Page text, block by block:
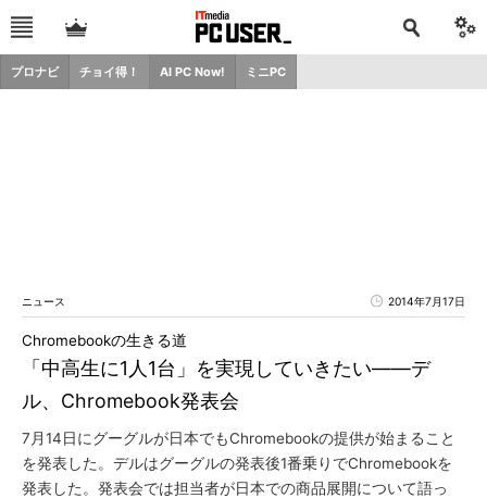
プロナビ チョイ得！ AI PC Now! ミニPC
ニュース 2014年7月17日
「中高生に1人1台」を実現していきたい――デ
ル、Chromebook発表会
Chromebookの生きる道
7月14日にグーグルが日本でもChromebookの提供が始まること
を発表した。デルはグーグルの発表後1番乗りでChromebookを
発表した。発表会では担当者が日本での商品展開について語っ